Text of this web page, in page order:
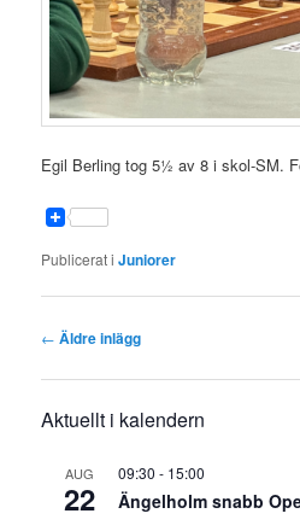
Egil Berling tog 5½ av 8 i skol-SM.
Publicerat i Juniorer
Inläggsnavigering
← Äldre inlägg
Aktuellt i kalendern
AUG
22
09:30 - 15:00
Ängelholm snabb